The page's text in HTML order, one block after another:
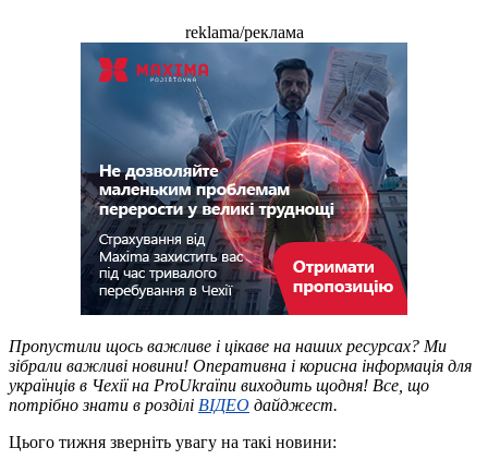
reklama/реклама
Пропустили щось важливе і цікаве на наших ресурсах? Ми
зібрали важливі новини! Оперативна і корисна інформація для
українців в Чехії на ProUkraїnu виходить щодня! Все, що
потрібно знати в розділі ВІДЕО дайджест.
Цього тижня зверніть увагу на такі новини: